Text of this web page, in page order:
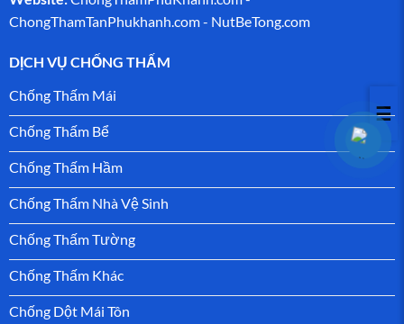
☰
ChongThamTanPhukhanh.com- NutBeTong.com
DỊCH VỤ CHỐNG THẤM
Chống Thấm Mái
Chống Thấm Bể
Chống Thấm Hầm
Chống Thấm Nhà Vệ Sinh
Chống Thấm Tường
Chống Thấm Khác
Chống Dột Mái Tôn